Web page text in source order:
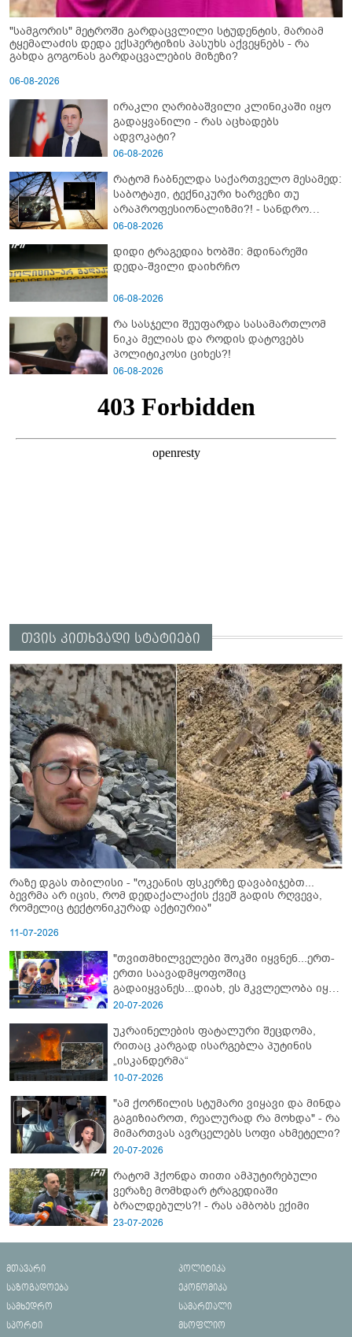
"სამგორის" მეტროში გარდაცვლილი სტუდენტის, მარიამ
ტყემალაძის დედა ექსპერტიზის პასუხს აქვეყნებს - რა
გახდა გოგონას გარდაცვალების მიზეზი?
06-08-2026
ირაკლი ღარიბაშვილი კლინიკაში იყო
გადაყვანილი - რას აცხადებს
ადვოკატი?
06-08-2026
რატომ ჩაბნელდა საქართველო მესამედ:
საბოტაჟი, ტექნიკური ხარვეზი თუ
არაპროფესიონალიზმი?! - სანდრო
თვალჭრელიძის ანალიზი
06-08-2026
დიდი ტრაგედია ხობში: მდინარეში
დედა-შვილი დაიხრჩო
06-08-2026
რა სასჯელი შეუფარდა სასამართლომ
ნიკა მელიას და როდის დატოვებს
პოლიტიკოსი ციხეს?!
06-08-2026
თვის კითხვადი სტატიები
რაზე დგას თბილისი - "ოკეანის ფსკერზე დავაბიჯებთ...
ბევრმა არ იცის, რომ დედაქალაქის ქვეშ გადის რღვევა,
რომელიც ტექტონიკურად აქტიურია"
11-07-2026
"თვითმხილველები შოკში იყვნენ...ერთ-
ერთი საავადმყოფოშიც
გადაიყვანეს...დიახ, ეს მკვლელობა იყო"
- გორში დატრიალებული ტრაგედიის
20-07-2026
უკრაინელების ფატალური შეცდომა,
რითაც კარგად ისარგებლა პუტინის
„ისკანდერმა“
10-07-2026
"ამ ქორწილის სტუმარი ვიყავი და მინდა
გაგიზიაროთ, რეალურად რა მოხდა" - რა
მიმართვას ავრცელებს სოფი ახმეტელი?
20-07-2026
რატომ ჰქონდა თითი ამპუტირებული
ვერაზე მომხდარ ტრაგედიაში
ბრალდებულს?! - რას ამბობს ექიმი
23-07-2026
მთავარი
პოლიტიკა
საზოგადოება
ეკონომიკა
სამხედრო
სამართალი
სპორტი
მსოფლიო